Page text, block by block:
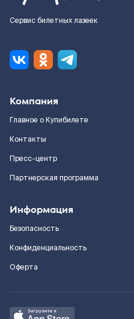
Сервис билетных лазеек
Компания
Главное о Купибилете
Контакты
Пресс-центр
Партнерская программа
Информация
Безопасность
Конфиденциальность
Оферта